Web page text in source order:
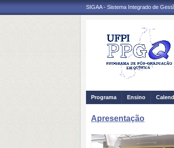
SIGAA - Sistema Integrado de
Programa Ensino
Apresentação